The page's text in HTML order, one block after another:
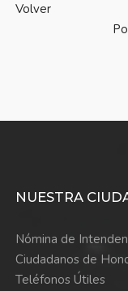
Volver
NUESTRA
Nómina de
Ciudadanos de
Teléfonos Útiles